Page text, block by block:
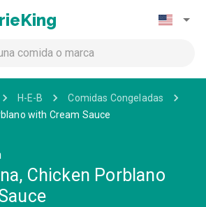
H-E-B
Comidas Congeladas
with Cream Sauce
Chicken Porblano